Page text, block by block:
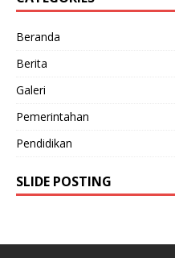
Beranda
Berita
Galeri
Pemerintahan
Pendidikan
SLIDE POSTING